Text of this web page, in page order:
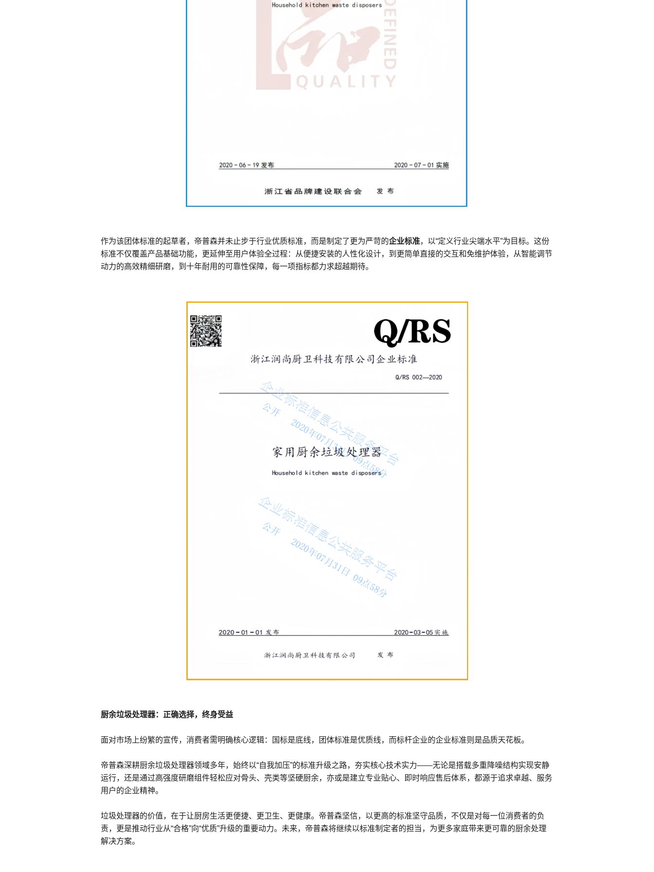
作为该团体标准的起草者，帝普森并未止步于行业优质标准，而是制定了更为严苛的企业标准，以“定义行业尖端水平”为目标。这份
标准不仅覆盖产品基础功能，更延伸至用户体验全过程：从便捷安装的人性化设计，到更简单直接的交互和免维护体验，从智能调节
动力的高效精细研磨，到十年耐用的可靠性保障，每一项指标都力求超越期待。
厨余垃圾处理器：正确选择，终身受益
面对市场上纷繁的宣传，消费者需明确核心逻辑：国标是底线，团体标准是优质线，而标杆企业的企业标准则是品质天花板。
帝普森深耕厨余垃圾处理器领域多年，始终以“自我加压”的标准升级之路，夯实核心技术实力——无论是搭载多重降噪结构实现安静
运行，还是通过高强度研磨组件轻松应对骨头、壳类等坚硬厨余，亦或是建立专业贴心、即时响应售后体系，都源于追求卓越、服务
用户的企业精神。
垃圾处理器的价值，在于让厨房生活更便捷、更卫生、更健康。帝普森坚信，以更高的标准坚守品质，不仅是对每一位消费者的负
责，更是推动行业从“合格”向“优质”升级的重要动力。未来，帝普森将继续以标准制定者的担当，为更多家庭带来更可靠的厨余处理
解决方案。